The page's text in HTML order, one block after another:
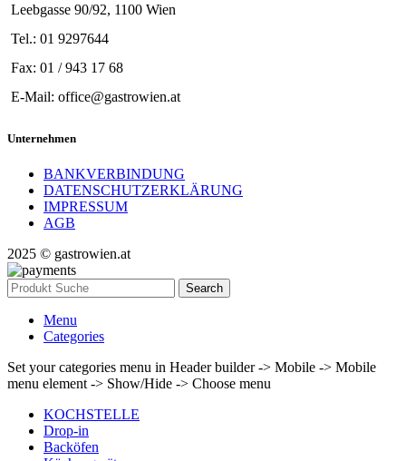
Leebgasse 90/92, 1100 Wien
Tel.: 01 9297644
Fax: 01 / 943 17 68
E-Mail: office@gastrowien.at
Unternehmen
BANKVERBINDUNG
DATENSCHUTZERKLÄRUNG
IMPRESSUM
AGB
2025 © gastrowien.at
Search
Menu
Categories
Set your categories menu in Header builder -> Mobile -> Mobile
menu element -> Show/Hide -> Choose menu
KOCHSTELLE
Drop-in
Backöfen